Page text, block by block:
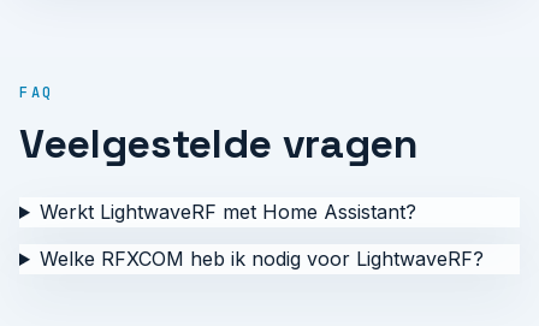
FAQ
Veelgestelde vragen
Werkt LightwaveRF met Home Assistant?
Welke RFXCOM heb ik nodig voor LightwaveRF?